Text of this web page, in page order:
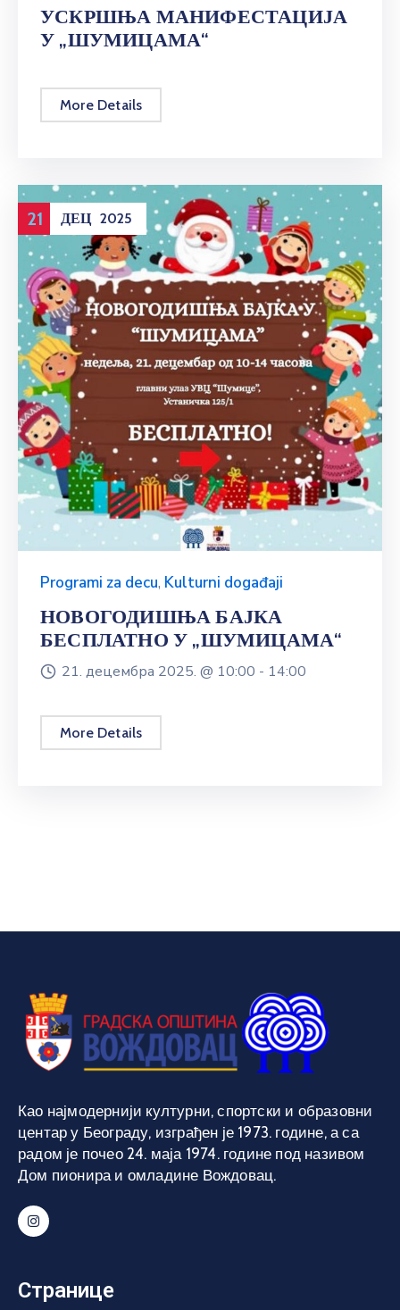
УСКРШЊА МАНИФЕСТАЦИЈА
У „ШУМИЦАМА“
More Details
21 ДЕЦ 2025
Programi za decu, Kulturni događaji
НОВОГОДИШЊА БАЈКА
БЕСПЛАТНО У „ШУМИЦАМА“
21. децембра 2025. @ 10:00 - 14:00
More Details
Као најмодернији културни, спортски и образовни
центар у Београду, изграђен је 1973. године, а са
радом је почео 24. маја 1974. године под називом
Дом пионира и омладине Вождовац.
Странице